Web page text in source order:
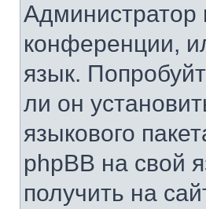
Администратор
конференции,
язык.
ли он
языкового
phpBB на свой
получить на